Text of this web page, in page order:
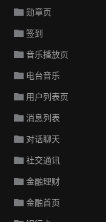
勋章页
签到
音乐播放页
电台音乐
用户列表页
消息列表
对话聊天
社交通讯
金融理财
金融首页